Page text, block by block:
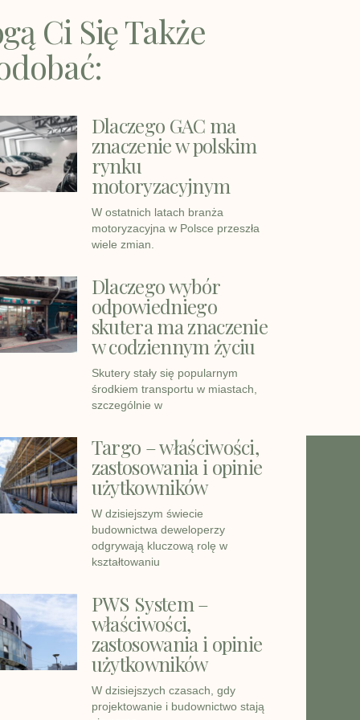
Ci Się Także
Dlaczego GAC ma
znaczenie w polskim
rynku
motoryzacyjnym
W ostatnich latach branża
motoryzacyjna w Polsce przeszła
wiele zmian.
Dlaczego wybór
odpowiedniego
skutera ma znaczenie
w codziennym życiu
Skutery stały się popularnym
środkiem transportu w miastach,
szczególnie w
Targo – właściwości,
zastosowania i opinie
użytkowników
W dzisiejszym świecie
budownictwa deweloperzy
odgrywają kluczową rolę w
kształtowaniu
PWS System –
właściwości,
zastosowania i opinie
użytkowników
W dzisiejszych czasach, gdy
projektowanie i budownictwo stają